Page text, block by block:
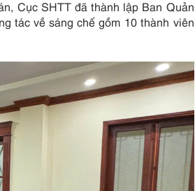
Cục SHTT đã thành lập Ban Quản
tác về sáng chế gồm 10 thành viên